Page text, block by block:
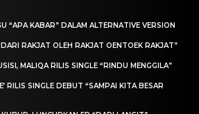
“APA KABAR” DALAM ALTERNATIVE VERSION
RAKJAT OLEH RAKJAT OENTOEK RAKJAT”
MALIQA RILIS SINGLE “RINDU MENGGILA”
RILIS SINGLE DEBUT “SAMPAI KITA BESAR